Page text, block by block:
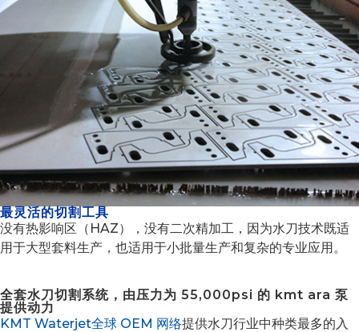
最灵活的切割工具
没有热影响区（HAZ），没有二次精加工，因为水刀技术既适
用于大型套料生产，也适用于小批量生产和复杂的专业应用。
全套水刀切割系统，由压力为 55,000psi 的 kmt ara 泵
提供动力
KMT Waterjet全球 OEM 网络提供水刀行业中种类最多的入